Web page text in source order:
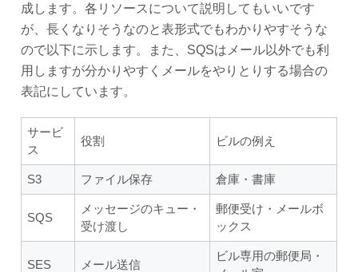
成します。各リソースについて説明してもいいです
が、長くなりそうなのと表形式でもわかりやすそうな
ので以下に示します。また、SQSはメール以外でも利
用しますが分かりやすくメールをやりとりする場合の
表記にしています。
サービ
ス
役割 ビルの例え
S3 ファイル保存 倉庫・書庫
SQS
メッセージのキュー・
受け渡し
郵便受け・メールボ
ックス
SES メール送信
ビル専用の郵便局・